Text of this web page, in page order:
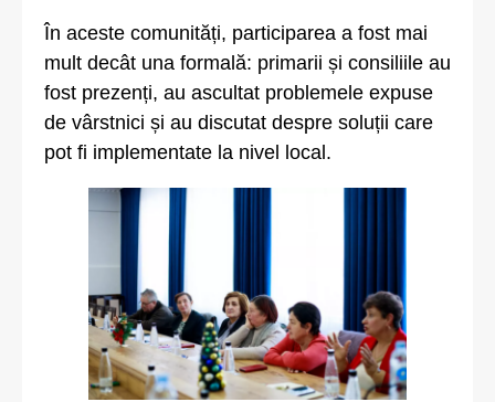
În aceste comunități, participarea a fost mai
mult decât una formală: primarii și consiliile au
fost prezenți, au ascultat problemele expuse
de vârstnici și au discutat despre soluții care
pot fi implementate la nivel local.